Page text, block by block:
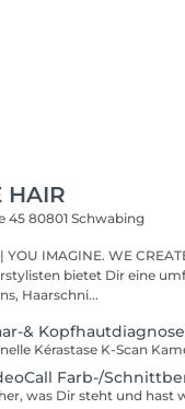
HAIR
45 80801 Schwabing
WE CREATE. Unser Team
bietet Dir eine
Haarschni...
&
Farb-/